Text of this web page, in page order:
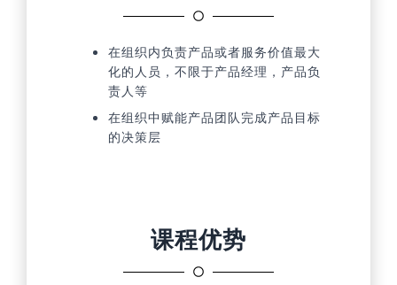
在组织内负责产品或者服务价值最大
化的人员，不限于产品经理，产品负
责人等
在组织中赋能产品团队完成产品目标
的决策层
课程优势